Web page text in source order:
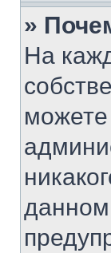
»
На
данном